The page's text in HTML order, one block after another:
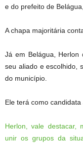
e do prefeito de
A chapa majoritária
Já em Belágua, Herlon
seu aliado e escolhido,
do município.
Ele terá como
Herlon, vale destacar,
unir os grupos da